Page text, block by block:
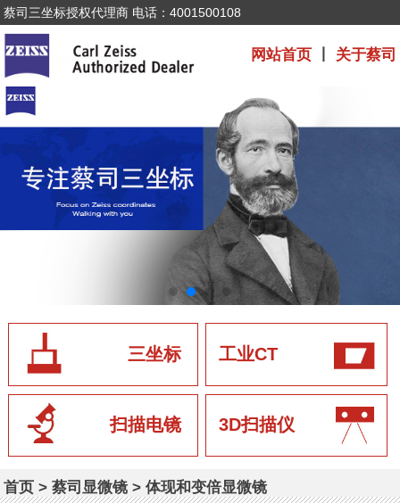
蔡司三坐标授权代理商 电话：4001500108
网站首页丨 关于蔡司
三坐标 工业CT
扫描电镜 3D扫描仪
首页 >蔡司显微镜 >体现和变倍显微镜